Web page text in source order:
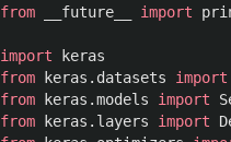
from __future__ import
import
keras
from
keras.datasets import
from
keras.models import
from
keras.layers import